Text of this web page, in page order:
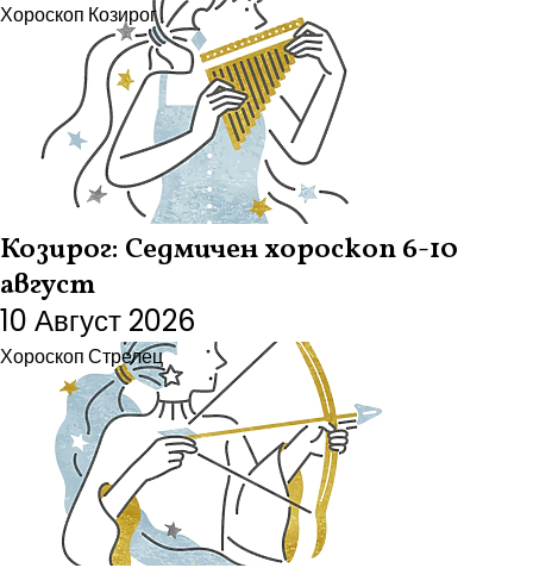
Хороскоп Козирог
Козирог: Седмичен хороскоп 6-10
август
10 Август 2026
ХороскопСтрелец